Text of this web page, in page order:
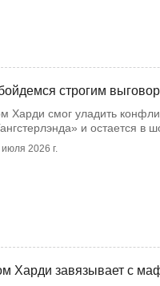
строгим
Харди смог уладить
и остается в
2026 г.
Харди завязывает с